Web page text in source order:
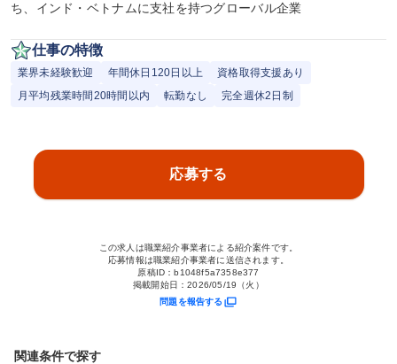
ち、インド・ベトナムに支社を持つグローバル企業
仕事の特徴
業界未経験歓迎 年間休日120日以上
資格取得支援あり
月平均残業時間20時間以内
転勤なし 完全週休2日制
応募する
この求人は職業紹介事業者による紹介案件です。
応募情報は職業紹介事業者に送信されます。
原稿ID：b1048f5a7358e377
掲載開始日：2026/05/19（火）
問題を報告する
関連条件で探す